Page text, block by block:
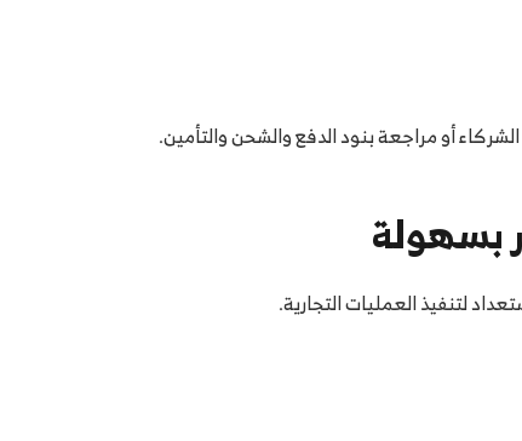
أو مراجعة بنود الدفع والشحن والتأمين.
بسهولة
لتنفيذ العمليات التجارية.